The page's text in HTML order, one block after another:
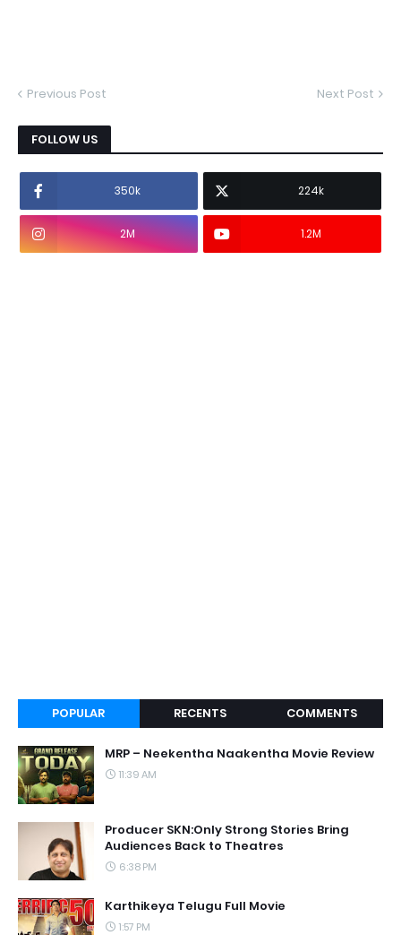
Previous Post Next Post
FOLLOW US
350k 224k
2M 1.2M
POPULAR RECENTS COMMENTS
MRP – Neekentha Naakentha Movie Review
11:39 AM
Producer SKN:Only Strong Stories Bring
Audiences Back to Theatres
6:38 PM
Karthikeya Telugu Full Movie
1:57 PM